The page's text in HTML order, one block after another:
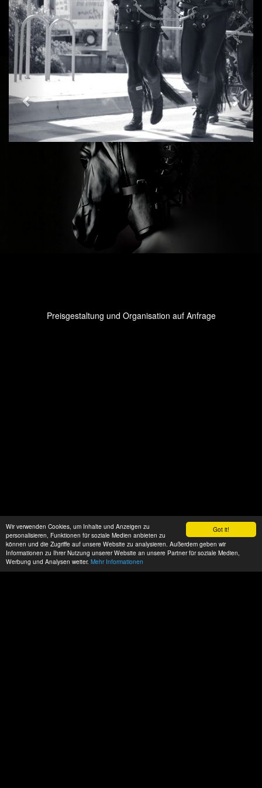
Got it!
Wir verwenden Cookies, um Inhalte und Anzeigen zu
personalisieren, Funktionen für soziale Medien anbieten zu
können und die Zugriffe auf unsere Website zu analysieren. Außerdem geben wir
Informationen zu Ihrer Nutzung unserer Website an unsere Partner für soziale Medien,
Werbung und Analysen weiter. Mehr Informationen
Preisgestaltung und Organisation auf Anfrage